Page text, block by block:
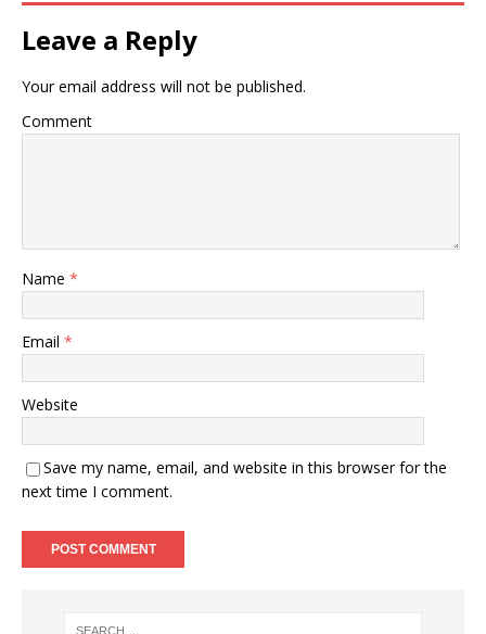
Leave a Reply
Your email address will not be published.
Comment
Name *
Email *
Website
Save my name, email, and website in this browser for the
next time I comment.